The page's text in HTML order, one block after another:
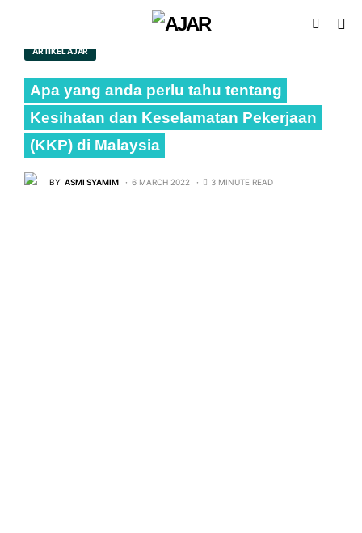
ARTIKEL AJAR
Apa yang anda perlu tahu tentang
Kesihatan dan Keselamatan Pekerjaan
(KKP) di Malaysia
BY ASMI SYAMIM 6 MARCH 2022 3 MINUTE READ